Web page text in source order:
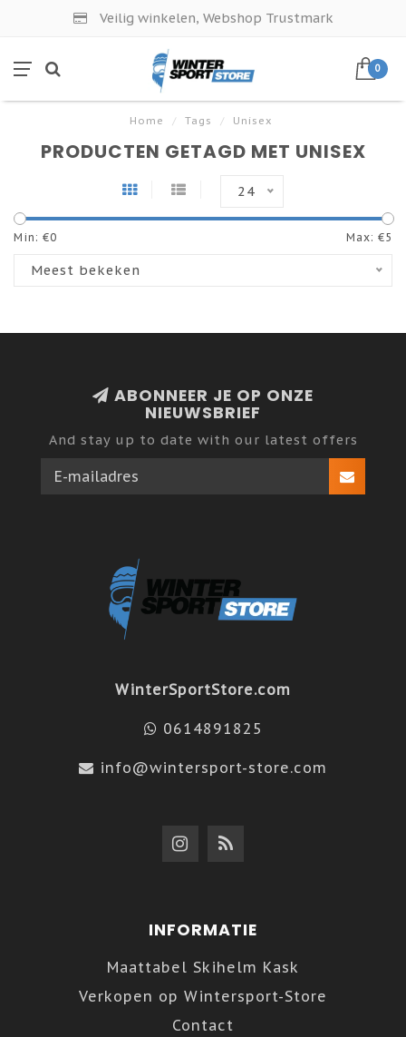
Veilig winkelen, Webshop Trustmark
0
Home / Tags / Unisex
PRODUCTEN GETAGD MET UNISEX
24
Min: €0 Max: €5
Meest bekeken
ABONNEER JE OP ONZE
NIEUWSBRIEF
And stay up to date with our latest offers
WinterSportStore.com
0614891825
info@wintersport-store.com
INFORMATIE
Maattabel Skihelm Kask
Verkopen op Wintersport-Store
Contact